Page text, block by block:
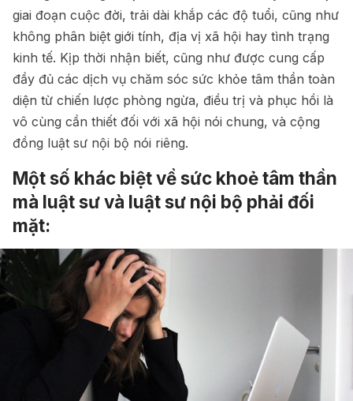
giai đoạn cuộc đời, trải dài khắp các độ tuổi, cũng như
không phân biệt giới tính, địa vị xã hội hay tình trạng
kinh tế. Kịp thời nhận biết, cũng như được cung cấp
đầy đủ các dịch vụ chăm sóc sức khỏe tâm thần toàn
diện từ chiến lược phòng ngừa, điều trị và phục hồi là
vô cùng cần thiết đối với xã hội nói chung, và cộng
đồng luật sư nội bộ nói riêng.
Một số khác biệt về sức khoẻ tâm thần
mà luật sư và luật sư nội bộ phải đối
mặt: